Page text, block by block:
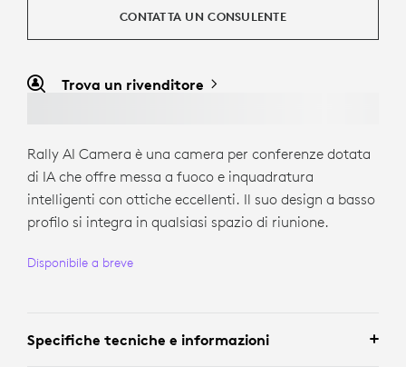
CONTATTA UN CONSULENTE
Trova un rivenditore
Rally AI Camera è una camera per conferenze dotata
di IA che offre messa a fuoco e inquadratura
intelligenti con ottiche eccellenti. Il suo design a basso
profilo si integra in qualsiasi spazio di riunione.
Disponibile a breve
Specifiche tecniche e informazioni